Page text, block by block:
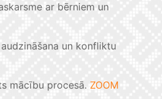
ar bērniem un
un konfliktu
mācību procesā. ZOOM